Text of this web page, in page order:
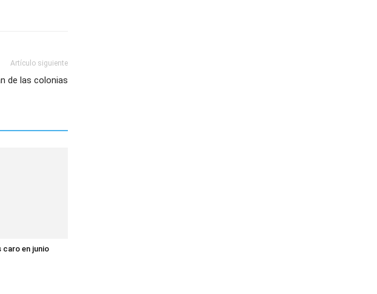
Artículo siguiente
de las colonias
caro en junio